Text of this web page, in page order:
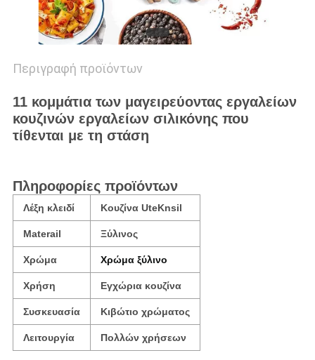
Περιγραφή προϊόντων
11 κομμάτια των μαγειρεύοντας εργαλείων
κουζινών εργαλείων σιλικόνης που
τίθενται με τη στάση
Πληροφορίες προϊόντων
Λέξη κλειδί Κουζίνα UteKnsil
Materail Ξύλινος
Χρώμα Χρώμα ξύλινο
Χρήση Εγχώρια κουζίνα
Συσκευασία Κιβώτιο χρώματος
Λειτουργία Πολλών χρήσεων